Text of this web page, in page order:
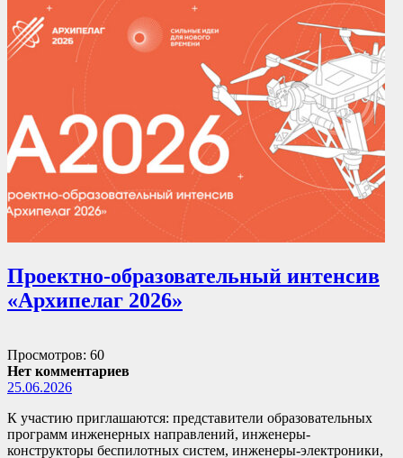
Проектно-образовательный интенсив
«Архипелаг 2026»
Просмотров: 60
Нет комментариев
25.06.2026
К участию приглашаются: представители образовательных
программ инженерных направлений, инженеры-
конструкторы беспилотных систем, инженеры-электроники,